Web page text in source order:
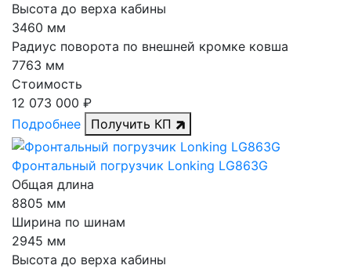
Высота до верха кабины
3460 мм
Радиус поворота по внешней кромке ковша
7763 мм
Стоимость
12 073 000 ₽
Подробнее
Получить КП
Фронтальный погрузчик Lonking LG863G
Общая длина
8805 мм
Ширина по шинам
2945 мм
Высота до верха кабины